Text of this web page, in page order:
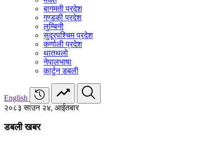
बागमती प्रदेश
गण्डकी प्रदेश
लुम्बिनी
सुदूरपश्चिम प्रदेश
कर्णाली प्रदेश
थातथलो
नेपालभाषा
कार्टुन डबली
English
२०८३ साउन २४, आईतबार
डबली खबर